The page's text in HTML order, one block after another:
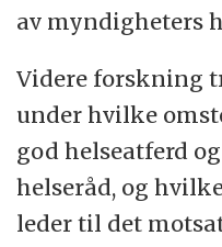
av myndigheters
Videre forskning
under hvilke
god helseatferd
helseråd, og
leder til det